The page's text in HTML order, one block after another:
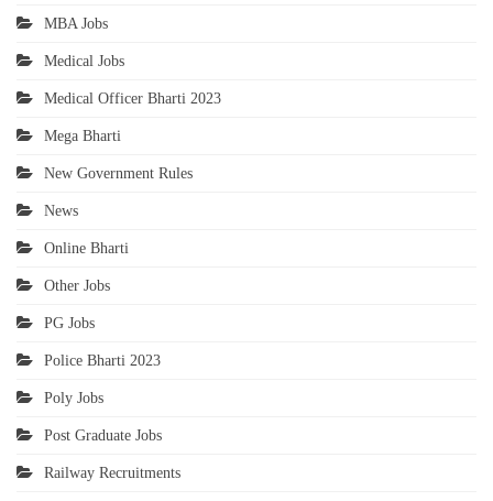
MBA Jobs
Medical Jobs
Medical Officer Bharti 2023
Mega Bharti
New Government Rules
News
Online Bharti
Other Jobs
PG Jobs
Police Bharti 2023
Poly Jobs
Post Graduate Jobs
Railway Recruitments